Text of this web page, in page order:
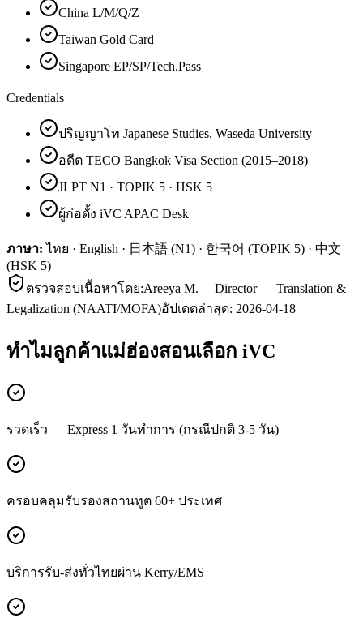
China L/M/Q/Z
Taiwan Gold Card
Singapore EP/SP/Tech.Pass
Credentials
ปริญญาโท Japanese Studies, Waseda University
อดีต TECO Bangkok Visa Section (2015–2018)
JLPT N1 · TOPIK 5 · HSK 5
ผู้ก่อตั้ง iVC APAC Desk
ภาษา: ไทย · English · 日本語 (N1) · 한국어 (TOPIK 5) · 中文
(HSK 5)
ตรวจสอบเนื้อหาโดย:Areeya M.— Director — Translation &
Legalization (NAATI/MOFA)อัปเดตล่าสุด: 2026-04-18
ทำไมลูกค้าแม่ฮ่องสอนเลือก iVC
รวดเร็ว — Express 1 วันทำการ (กรณีปกติ 3-5 วัน)
ครอบคลุมรับรองสถานทูต 60+ ประเทศ
บริการรับ-ส่งทั่วไทยผ่าน Kerry/EMS